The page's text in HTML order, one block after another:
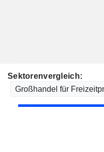
Sektorenvergleich: